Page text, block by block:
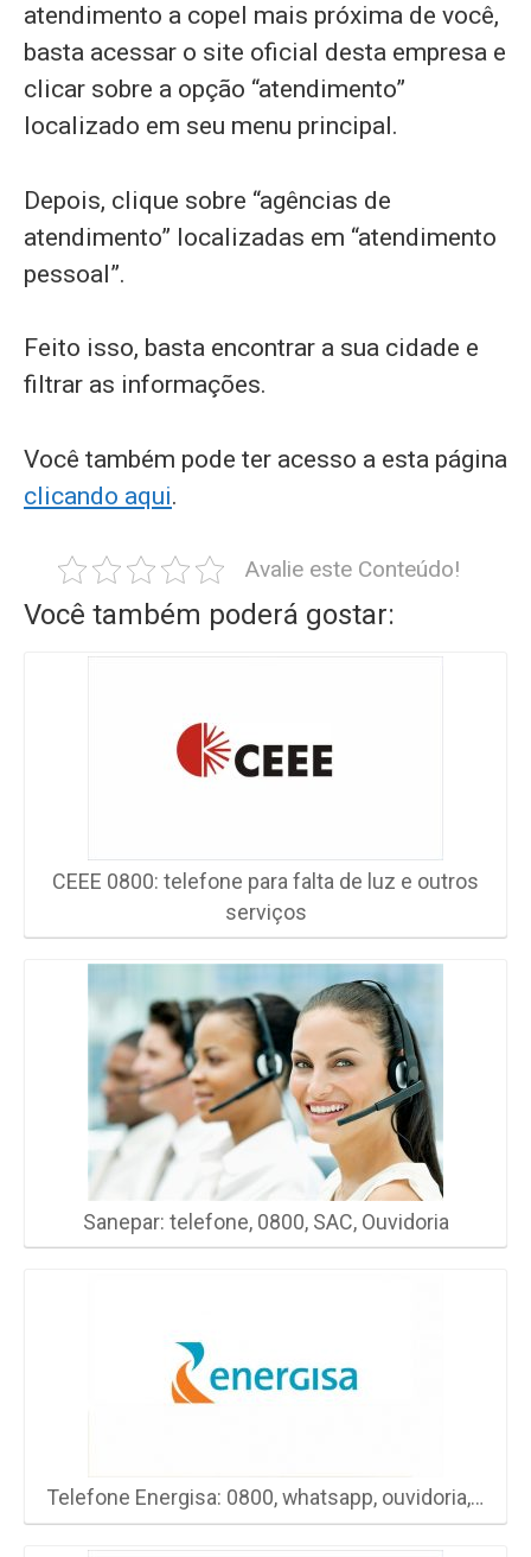
atendimento a copel mais próxima de você,
basta acessar o site oficial desta empresa e
clicar sobre a opção “atendimento”
localizado em seu menu principal.
Depois, clique sobre “agências de
atendimento” localizadas em “atendimento
pessoal”.
Feito isso, basta encontrar a sua cidade e
filtrar as informações.
Você também pode ter acesso a esta página
clicando aqui.
Avalie este Conteúdo!
Você também poderá gostar:
CEEE 0800: telefone para falta de luz e outros
serviços
Sanepar: telefone, 0800, SAC, Ouvidoria
Telefone Energisa: 0800, whatsapp, ouvidoria,…